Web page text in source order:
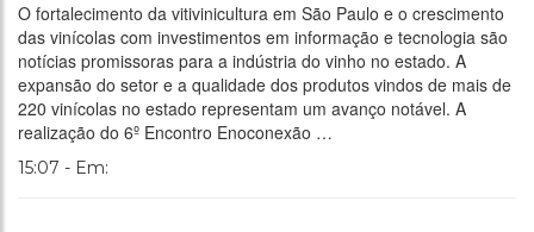
O fortalecimento da vitivinicultura em São Paulo e o crescimento
das vinícolas com investimentos em informação e tecnologia são
notícias promissoras para a indústria do vinho no estado. A
expansão do setor e a qualidade dos produtos vindos de mais de
220 vinícolas no estado representam um avanço notável. A
realização do 6º Encontro Enoconexão …
15:07 - Em: